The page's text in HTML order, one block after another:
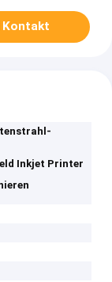
Kontakt
Inkjet Printer